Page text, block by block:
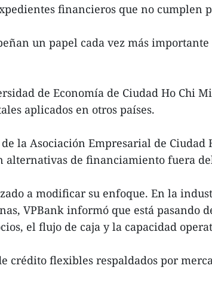
financieros que no cumplen
un papel cada vez más
de Economía de Ciudad Ho Chi
aplicados en otros países.
la Asociación Empresarial de
alternativas de financiamiento fuera
a modificar su enfoque. En la
VPBank informó que está
el flujo de caja y la capacidad
crédito flexibles respaldados por